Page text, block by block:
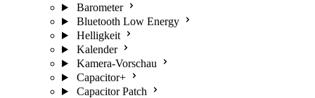
Barometer
Bluetooth Low Energy
Helligkeit
Kalender
Kamera-Vorschau
Capacitor+
Capacitor Patch